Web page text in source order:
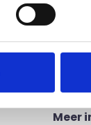
Je
krijgt
aan
Meer